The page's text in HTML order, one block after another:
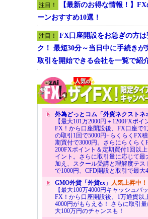
注目！
【最新のお得な情報！】
ーンおすすめ10選！
注目！
FX口座開設をお急ぎの方は
ク！ 最短30分～当日中に手続きが
取引を開始できる会社を一覧で紹
外為どっとコム「外貨ネクストネ
【最大101万2000円＋1200FXポイ
FX！から口座開設後、FX口座で
の取引1回で5000円+らくらくFX
期買付で3000円。さらにらくらく
200FXポイント＆定期買付1回以
イント。さらに取引量に応じて最
加え、スクール受講と理解度テス
で1000円、CFD開設と取引で最大
GMO外貨「外貨ex」 人気上昇中！
【最大100万4000円キャッシュバ
FX！から口座開設後、1万通貨以
4000円がもらえる！ さらに取引
大100万円のチャンスも！